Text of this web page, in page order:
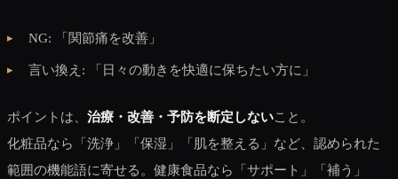
NG: 「関節痛を改善」
言い換え: 「日々の動きを快適に保ちたい方に」
ポイントは、 治療・改善・予防を断定しないこと。
化粧品なら「洗浄」「保湿」「肌を整える」など、認められた
範囲の機能語に寄せる。健康食品なら「サポート」「補う」